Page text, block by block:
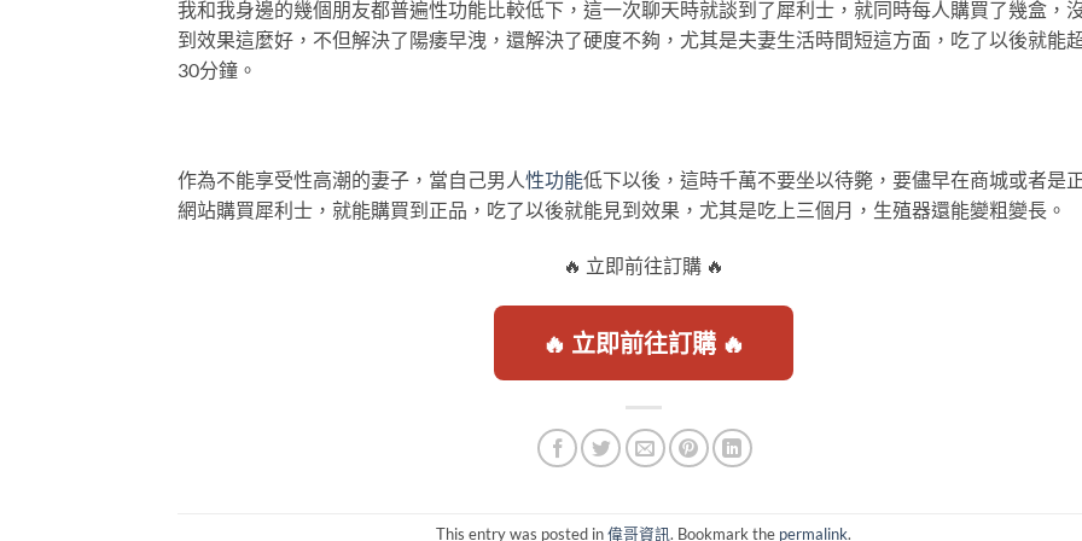
我和我身邊的幾個朋友都普遍性功能比較低下，這一次聊天時就談到了犀利士，就同時每人購買了幾盒，
到效果這麼好，不但解決了陽痿早洩，還解決了硬度不夠，尤其是夫妻生活時間短這方面，吃了以後就能
30分鐘。
作為不能享受性高潮的妻子，當自己男人性功能低下以後，這時千萬不要坐以待斃，要儘早在商城或者是
網站購買犀利士，就能購買到正品，吃了以後就能見到效果，尤其是吃上三個月，生殖器還能變粗變長。
🔥 立即前往訂購 🔥
🔥 立即前往訂購 🔥
This entry was posted in偉哥資訊. Bookmark the permalink.